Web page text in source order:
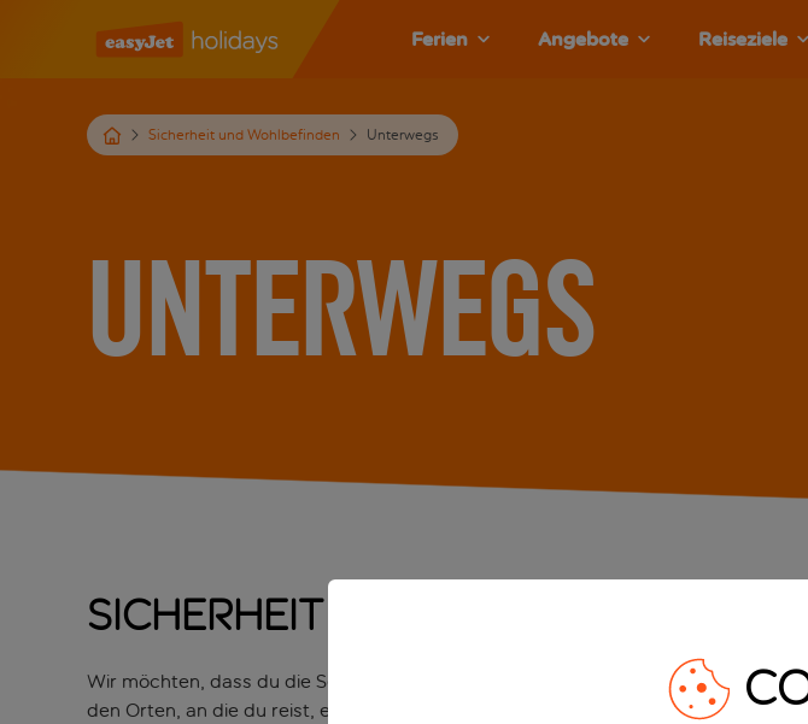
Ferien Angebote Reiseziele
Sicherheit und Wohlbefinden Unterwegs
Unterwegs
Sicherheit bei der
Wir möchten, dass du die Seele baumeln lassen, dich entspannen und die
den Orten, an die du reist, ein wenig anders laufen. Deshalb ist es gut, wenn du